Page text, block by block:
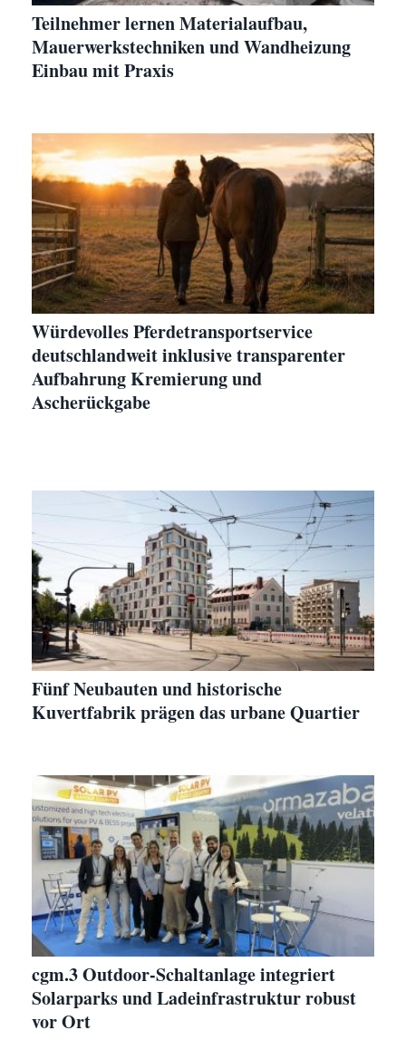
Teilnehmer lernen Materialaufbau,
Mauerwerkstechniken und Wandheizung
Einbau mit Praxis
Würdevolles Pferdetransportservice
deutschlandweit inklusive transparenter
Aufbahrung Kremierung und
Ascherückgabe
Fünf Neubauten und historische
Kuvertfabrik prägen das urbane Quartier
cgm.3 Outdoor-Schaltanlage integriert
Solarparks und Ladeinfrastruktur robust
vor Ort